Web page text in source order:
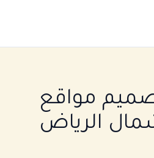
مواقع
الرياض